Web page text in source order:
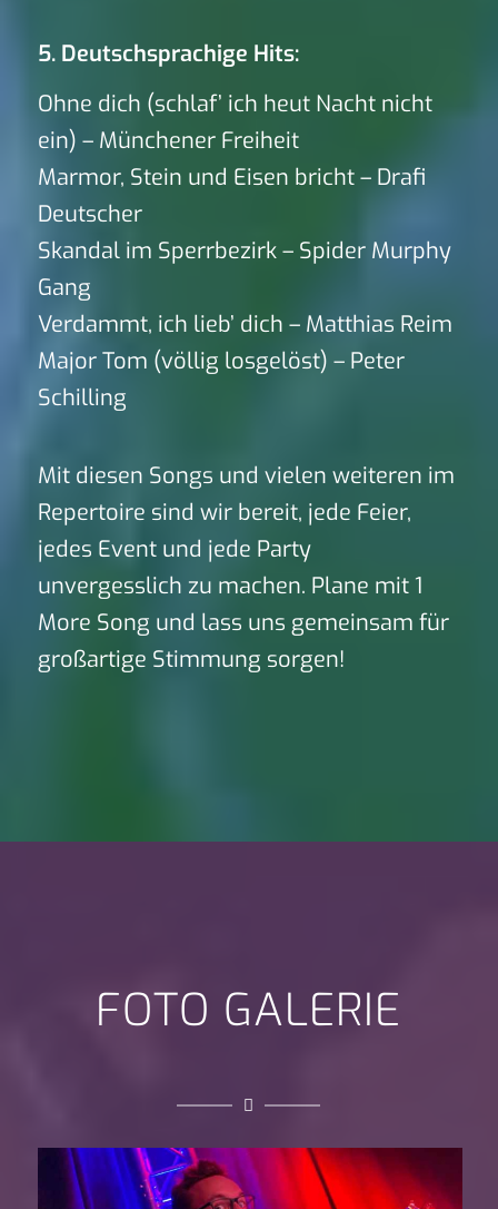
5. Deutschsprachige Hits:
Ohne dich (schlaf’ ich heut Nacht nicht
ein) – Münchener Freiheit
Marmor, Stein und Eisen bricht – Drafi
Deutscher
Skandal im Sperrbezirk – Spider Murphy
Gang
Verdammt, ich lieb’ dich – Matthias Reim
Major Tom (völlig losgelöst) – Peter
Schilling
Mit diesen Songs und vielen weiteren im
Repertoire sind wir bereit, jede Feier,
jedes Event und jede Party
unvergesslich zu machen. Plane mit 1
More Song und lass uns gemeinsam für
großartige Stimmung sorgen!
FOTO GALERIE